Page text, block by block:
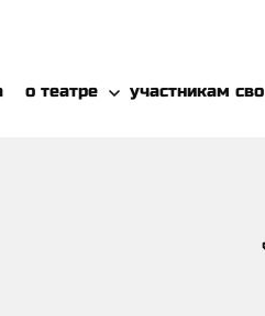
о театре участникам сво